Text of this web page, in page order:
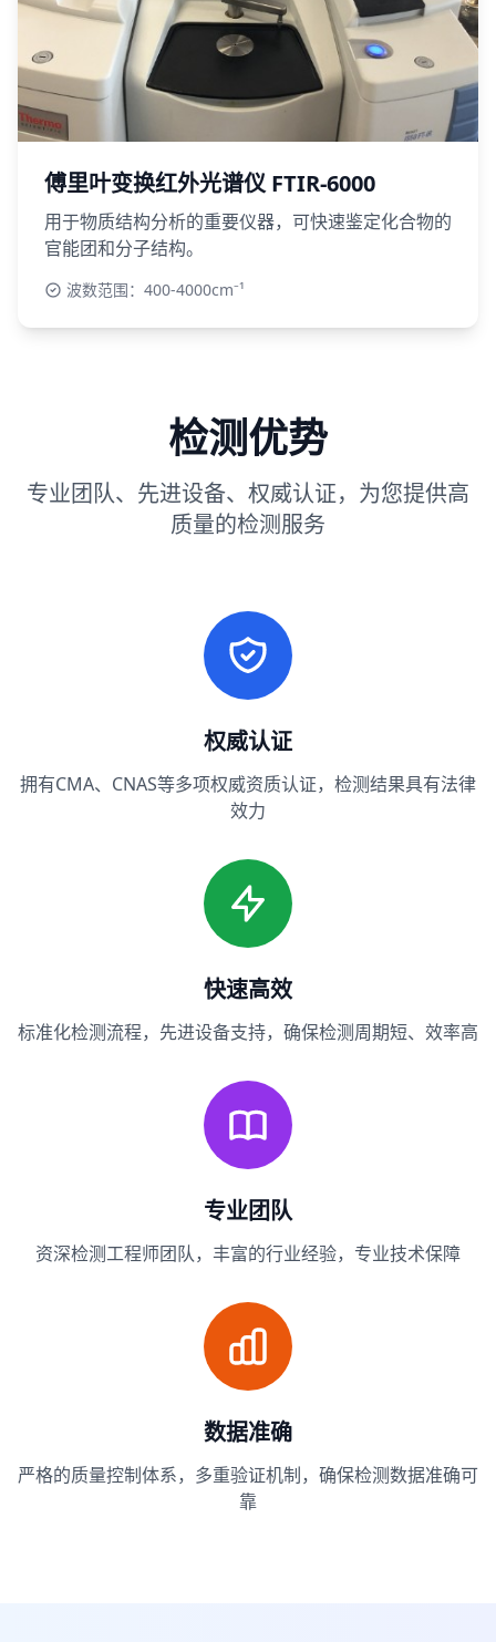
傅里叶变换红外光谱仪 FTIR-6000
用于物质结构分析的重要仪器，可快速鉴定化合物的
官能团和分子结构。
波数范围：400-4000cm⁻¹
检测优势
专业团队、先进设备、权威认证，为您提供高
质量的检测服务
权威认证
拥有CMA、CNAS等多项权威资质认证，检测结果具有法律
效力
快速高效
标准化检测流程，先进设备支持，确保检测周期短、效率高
专业团队
资深检测工程师团队，丰富的行业经验，专业技术保障
数据准确
严格的质量控制体系，多重验证机制，确保检测数据准确可
靠